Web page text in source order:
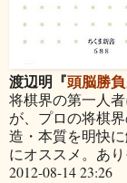
渡辺明『頭脳勝負
将棋界の第一人
が、プロの将棋
造・本質を明快
にオススメ。あ
2012-08-14 23:26